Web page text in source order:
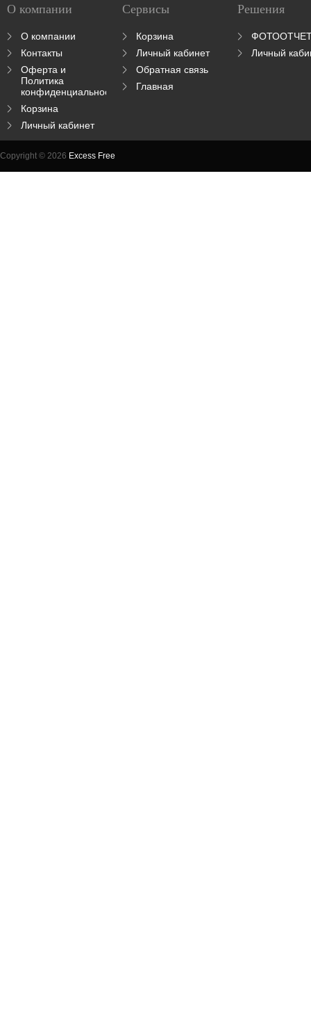
О компании
О компании
Контакты
Оферта и
Политика
конфиденциальности
Корзина
Личный кабинет
Сервисы
Корзина
Личный кабинет
Обратная связь
Главная
Решения
Личный
Copyright © 2026 Excess Free